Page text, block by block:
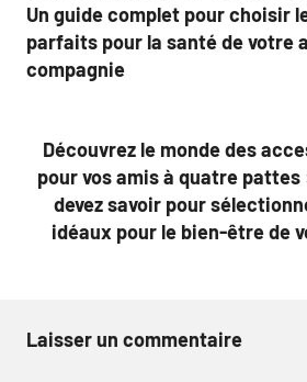
l’article
Un guide complet pour choisir
parfaits pour la santé de votre
compagnie
Découvrez le monde des
pour vos amis à quatre pattes
devez savoir pour
idéaux pour le bien-être de
Laisser un commentaire